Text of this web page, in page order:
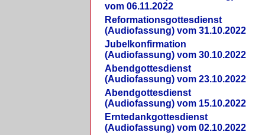
vom 06.11.2022
Reformationsgottesdienst
(Audiofassung) vom 31.10.2022
Jubelkonfirmation
(Audiofassung) vom 30.10.2022
Abendgottesdienst
(Audiofassung) vom 23.10.2022
Abendgottesdienst
(Audiofassung) vom 15.10.2022
Erntedankgottesdienst
(Audiofassung) vom 02.10.2022